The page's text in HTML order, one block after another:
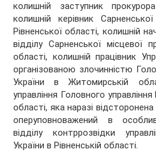
колишній заступник
колишній керівник
Рівненської області, колишній
відділу Сарненської місцевої
області, колишній працівник
організованою злочинністю
України в Житомирській
управління Головного управління
області, яка наразі
оперуповноважений в
відділу контррозвідки
України в Рівненській області.